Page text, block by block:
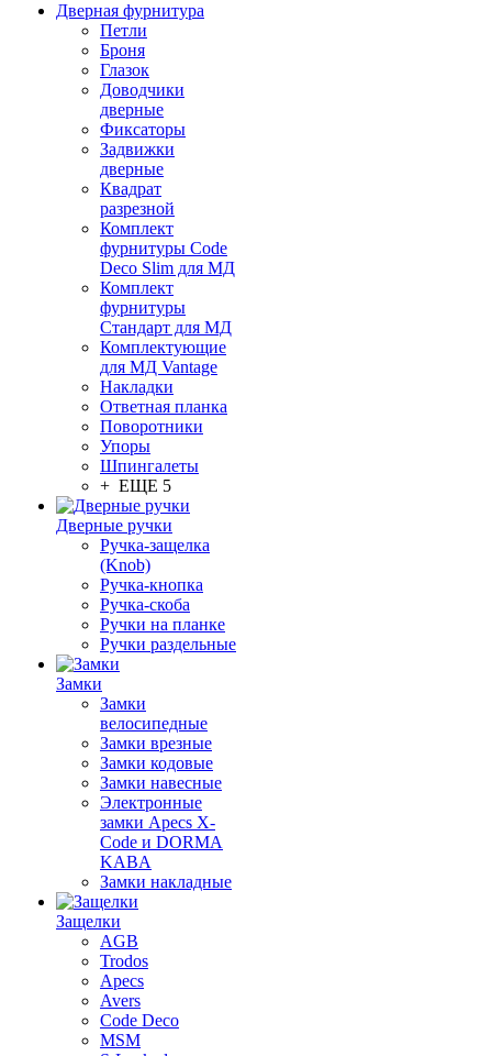
Дверная фурнитура
Петли
Броня
Глазок
Доводчики
дверные
Фиксаторы
Задвижки
дверные
Квадрат
разрезной
Комплект
фурнитуры Code
Deco Slim для МД
Комплект
фурнитуры
Стандарт для МД
Комплектующие
для МД Vantage
Накладки
Ответная планка
Поворотники
Упоры
Шпингалеты
+ ЕЩЕ 5
Дверные ручки
Ручка-защелка
(Knob)
Ручка-кнопка
Ручка-скоба
Ручки на планке
Ручки раздельные
Замки
Замки
велосипедные
Замки врезные
Замки кодовые
Замки навесные
Электронные
замки Apecs X-
Code и DORMA
KABA
Замки накладные
Защелки
AGB
Trodos
Apecs
Avers
Code Deco
MSM